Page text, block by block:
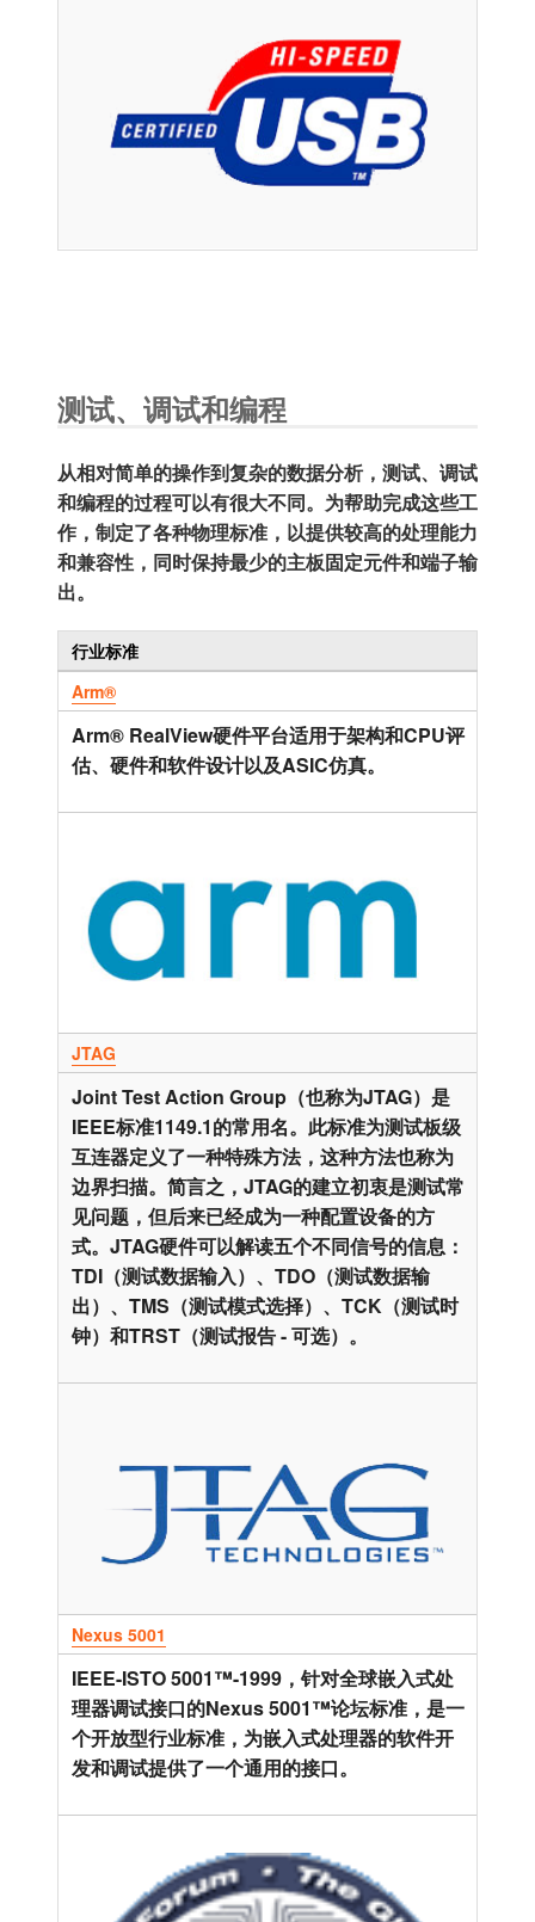
测试、调试和编程
从相对简单的操作到复杂的数据分析，测试、调试
和编程的过程可以有很大不同。为帮助完成这些工
作，制定了各种物理标准，以提供较高的处理能力
和兼容性，同时保持最少的主板固定元件和端子输
出。
行业标准
Arm®
Arm® RealView硬件平台适用于架构和CPU评
估、硬件和软件设计以及ASIC仿真。
JTAG
Joint Test Action Group（也称为JTAG）是
IEEE标准1149.1的常用名。此标准为测试板级
互连器定义了一种特殊方法，这种方法也称为
边界扫描。简言之，JTAG的建立初衷是测试常
见问题，但后来已经成为一种配置设备的方
式。JTAG硬件可以解读五个不同信号的信息：
TDI（测试数据输入）、TDO（测试数据输
出）、TMS（测试模式选择）、TCK（测试时
钟）和TRST（测试报告 - 可选）。
Nexus 5001
IEEE-ISTO 5001™-1999，针对全球嵌入式处
理器调试接口的Nexus 5001™论坛标准，是一
个开放型行业标准，为嵌入式处理器的软件开
发和调试提供了一个通用的接口。